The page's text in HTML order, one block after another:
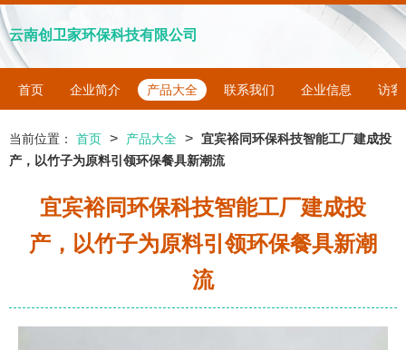
云南创卫家环保科技有限公司
首页 企业简介 产品大全 联系我们 企业信息 访客
当前位置： 首页 > 产品大全 > 宜宾裕同环保科技智能工厂建成投
产，以竹子为原料引领环保餐具新潮流
宜宾裕同环保科技智能工厂建成投
产，以竹子为原料引领环保餐具新潮
流